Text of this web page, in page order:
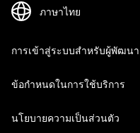
การเข้าสู่ระบบสำหรับผู้พัฒนา
ข้อกำหนดในการใช้บริการ
นโยบายความเป็นส่วนตัว